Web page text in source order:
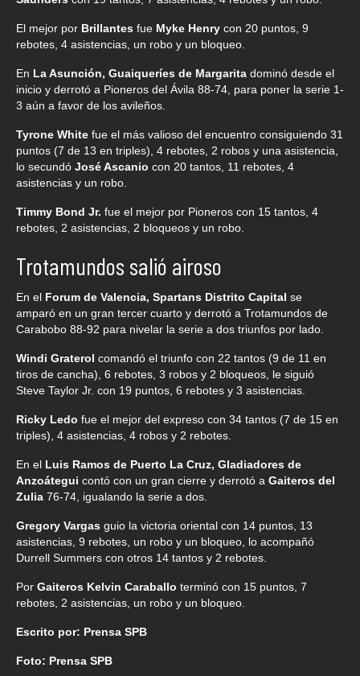
El mejor por Brillantes fue Myke Henry con 20 puntos, 9
rebotes, 4 asistencias, un robo y un bloqueo.
En La Asunción, Guaiqueríes de Margarita dominó desde el
inicio y derrotó a Pioneros del Ávila 88-74, para poner la serie 1-
3 aún a favor de los avileños.
Tyrone White fue el más valioso del encuentro consiguiendo 31
puntos (7 de 13 en triples), 4 rebotes, 2 robos y una asistencia,
lo secundó José Ascanio con 20 tantos, 11 rebotes, 4
asistencias y un robo.
Timmy Bond Jr. fue el mejor por Pioneros con 15 tantos, 4
rebotes, 2 asistencias, 2 bloqueos y un robo.
Trotamundos salió airoso
En el Forum de Valencia, Spartans Distrito Capital se
amparó en un gran tercer cuarto y derrotó a Trotamundos de
Carabobo 88-92 para nivelar la serie a dos triunfos por lado.
Windi Graterol comandó el triunfo con 22 tantos (9 de 11 en
tiros de cancha), 6 rebotes, 3 robos y 2 bloqueos, le siguió
Steve Taylor Jr. con 19 puntos, 6 rebotes y 3 asistencias.
Ricky Ledo fue el mejor del expreso con 34 tantos (7 de 15 en
triples), 4 asistencias, 4 robos y 2 rebotes.
En el Luis Ramos de Puerto La Cruz, Gladiadores de
Anzoátegui contó con un gran cierre y derrotó a Gaiteros del
Zulia 76-74, igualando la serie a dos.
Gregory Vargas guio la victoria oriental con 14 puntos, 13
asistencias, 9 rebotes, un robo y un bloqueo, lo acompañó
Durrell Summers con otros 14 tantos y 2 rebotes.
Por Gaiteros Kelvin Caraballo terminó con 15 puntos, 7
rebotes, 2 asistencias, un robo y un bloqueo.
Escrito por: Prensa SPB
Foto: Prensa SPB